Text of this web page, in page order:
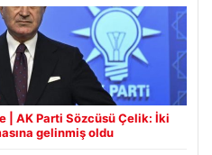
| AK Parti Sözcüsü Çelik: İki
gelinmiş oldu